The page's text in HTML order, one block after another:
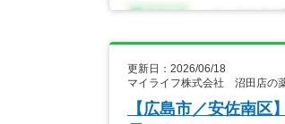
更新日：2026/06/18
マイライフ株式会社 沼田店の
【広島市／安佐南